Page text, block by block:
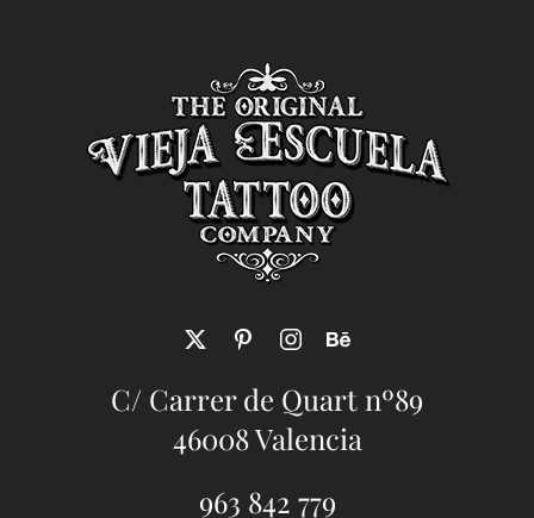
C/ Carrer de Quart nº89
46008 Valencia
963 842 779